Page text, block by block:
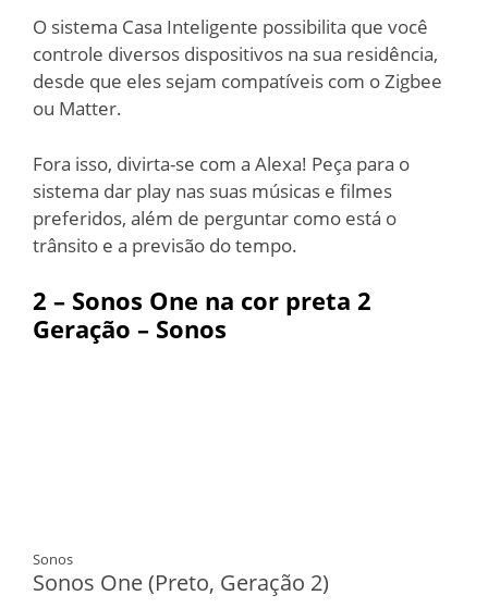
O sistema Casa Inteligente possibilita que você
controle diversos dispositivos na sua residência,
desde que eles sejam compatíveis com o Zigbee
ou Matter.
Fora isso, divirta-se com a Alexa! Peça para o
sistema dar play nas suas músicas e filmes
preferidos, além de perguntar como está o
trânsito e a previsão do tempo.
2 – Sonos One na cor preta 2
Geração – Sonos
Sonos
Sonos One (Preto, Geração 2)